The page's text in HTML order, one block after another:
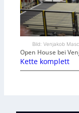
Bild: Venjakob
Open House bei
Kette komplett